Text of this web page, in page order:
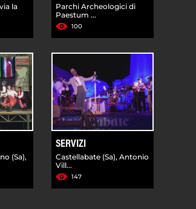
la
Parchi Archeologici di
Paestum ...
100
(Sa),
SERVIZI
Castellabate (Sa), Antonio
Vill...
147